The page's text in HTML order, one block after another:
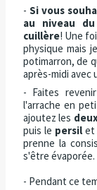
- Si vous
au niveau
cuillère! Une
physique mais
potimarron, de
après-midi avec
- Faites revenir
l'arrache en
ajoutez les
puis le persilet
prenne la
s'être évaporée.
- Pendant ce